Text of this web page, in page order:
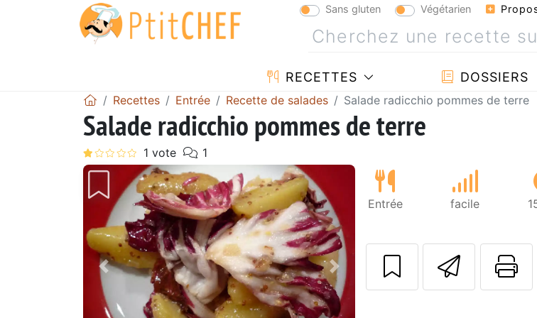
Sans gluten Végétarien
RECETTES DOSSIERS
Recettes Entrée Recette de salades Salade radicchio pommes de terre
Salade radicchio pommes de terre
Précédent Suivant
Entrée facile